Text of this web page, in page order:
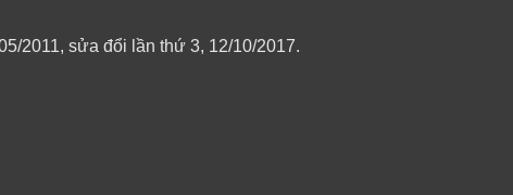
2011, sửa đổi lần thứ 3, 12/10/2017.